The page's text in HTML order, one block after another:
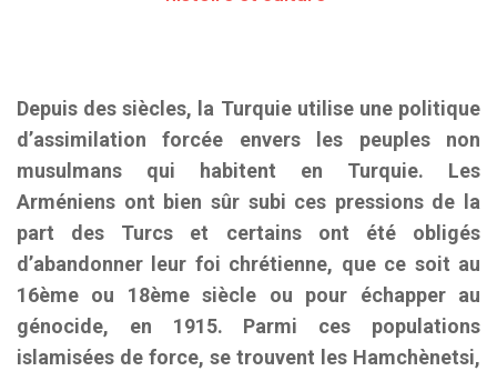
Depuis des siècles, la Turquie utilise une politique
d’assimilation forcée envers les peuples non
musulmans qui habitent en Turquie. Les
Arméniens ont bien sûr subi ces pressions de la
part des Turcs et certains ont été obligés
d’abandonner leur foi chrétienne, que ce soit au
16ème ou 18ème siècle ou pour échapper au
génocide, en 1915. Parmi ces populations
islamisées de force, se trouvent les Hamchènetsi,